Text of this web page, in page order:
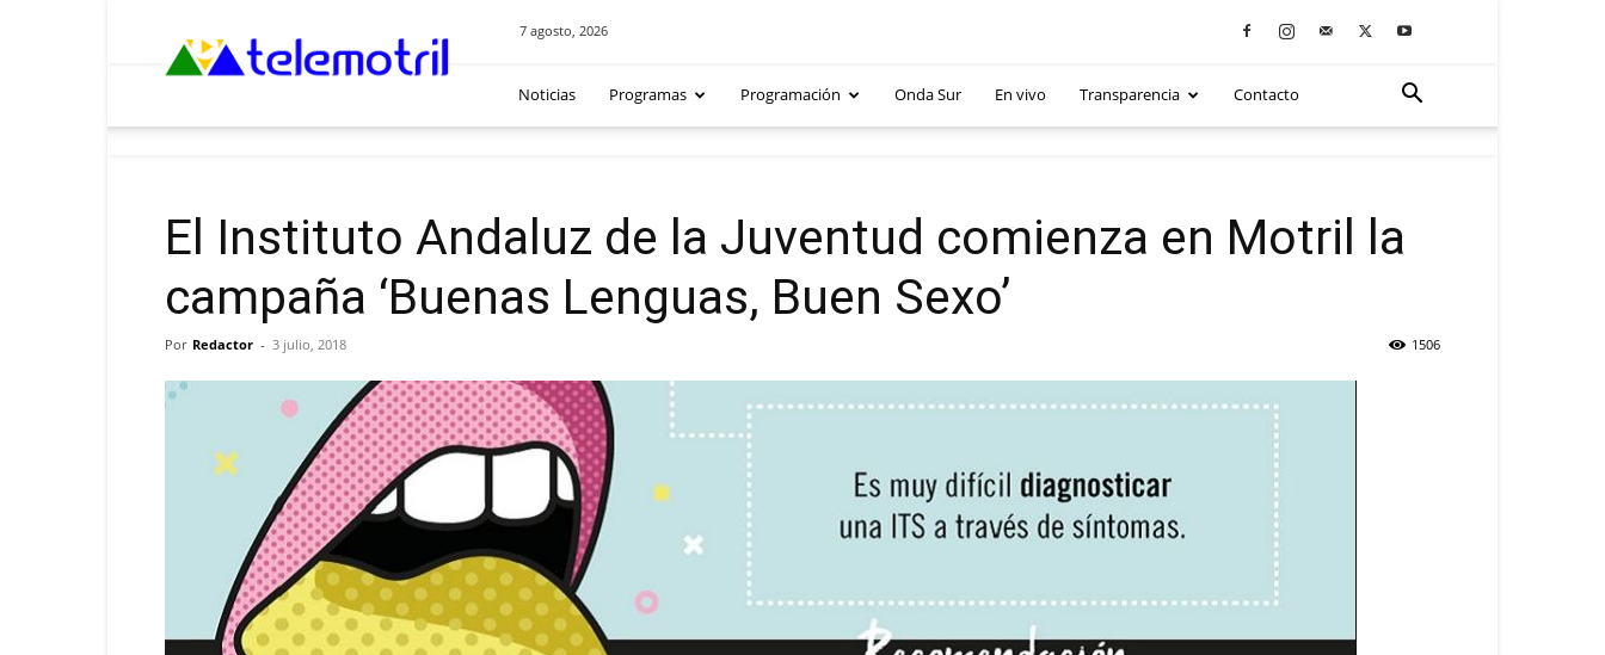
7 agosto, 2026
Noticias Programas Programación Onda Sur En vivo Transparencia Contacto
El Instituto Andaluz de la Juventud comienza en Motril la
campaña ‘Buenas Lenguas, Buen Sexo’
Por Redactor - 3 julio, 2018 1506